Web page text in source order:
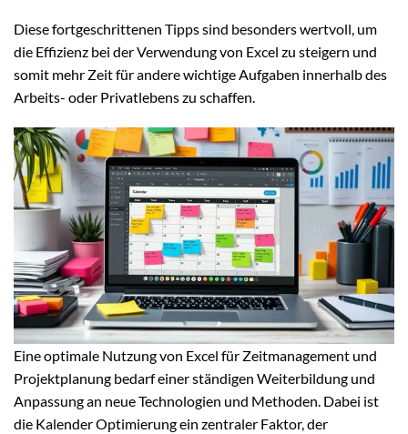
Diese fortgeschrittenen Tipps sind besonders wertvoll, um
die Effizienz bei der Verwendung von Excel zu steigern und
somit mehr Zeit für andere wichtige Aufgaben innerhalb des
Arbeits- oder Privatlebens zu schaffen.
Eine optimale Nutzung von Excel für Zeitmanagement und
Projektplanung bedarf einer ständigen Weiterbildung und
Anpassung an neue Technologien und Methoden. Dabei ist
die Kalender Optimierung ein zentraler Faktor, der